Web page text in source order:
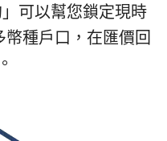
可以幫您鎖定現時
幣種戶口，在匯價回